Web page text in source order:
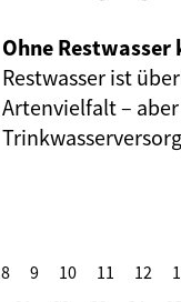
Ohne Restwasser
Restwasser ist
Artenvielfalt –
8 9 10 11 12